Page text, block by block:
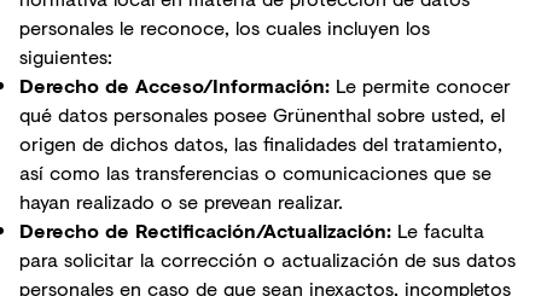
personales le reconoce, los cuales incluyen los
siguientes:
Derecho de Acceso/Información: Le permite conocer
qué datos personales posee Grünenthal sobre usted, el
origen de dichos datos, las finalidades del tratamiento,
así como las transferencias o comunicaciones que se
hayan realizado o se prevean realizar.
Derecho de Rectificación/Actualización: Le faculta
para solicitar la corrección o actualización de sus datos
personales en caso de que sean inexactos, incompletos